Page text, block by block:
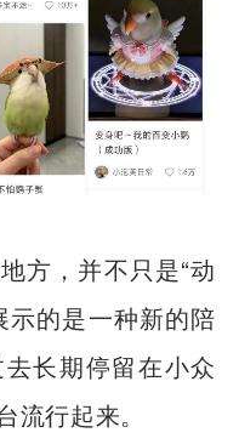
方，并不只是“动
示的是一种新的陪
长期停留在小众
行起来。